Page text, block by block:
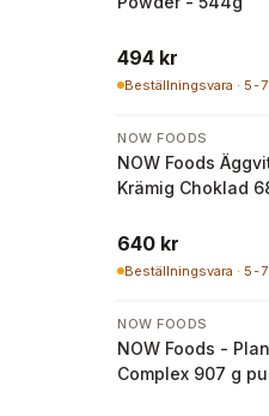
494 kr
Beställningsvara · 5-
NOW FOODS
NOW Foods
Krämig Choklad
640 kr
Beställningsvara · 5-
NOW FOODS
NOW Foods -
Complex 907 g